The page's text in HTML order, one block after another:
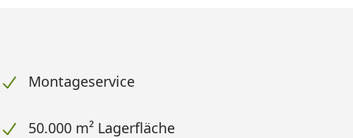
Montageservice
50.000 m² Lagerfläche